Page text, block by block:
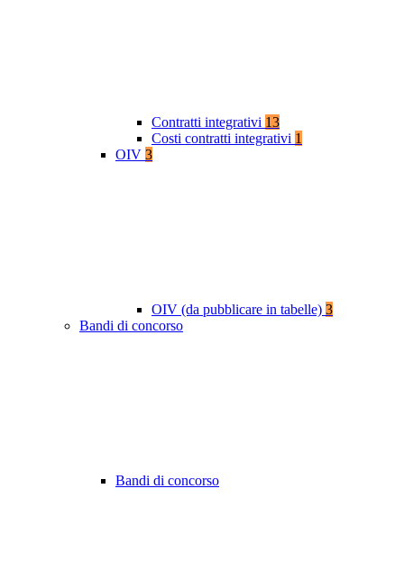
Contratti integrativi 13
Costi contratti integrativi 1
OIV 3
OIV (da pubblicare in tabelle) 3
Bandi di concorso
Bandi di concorso